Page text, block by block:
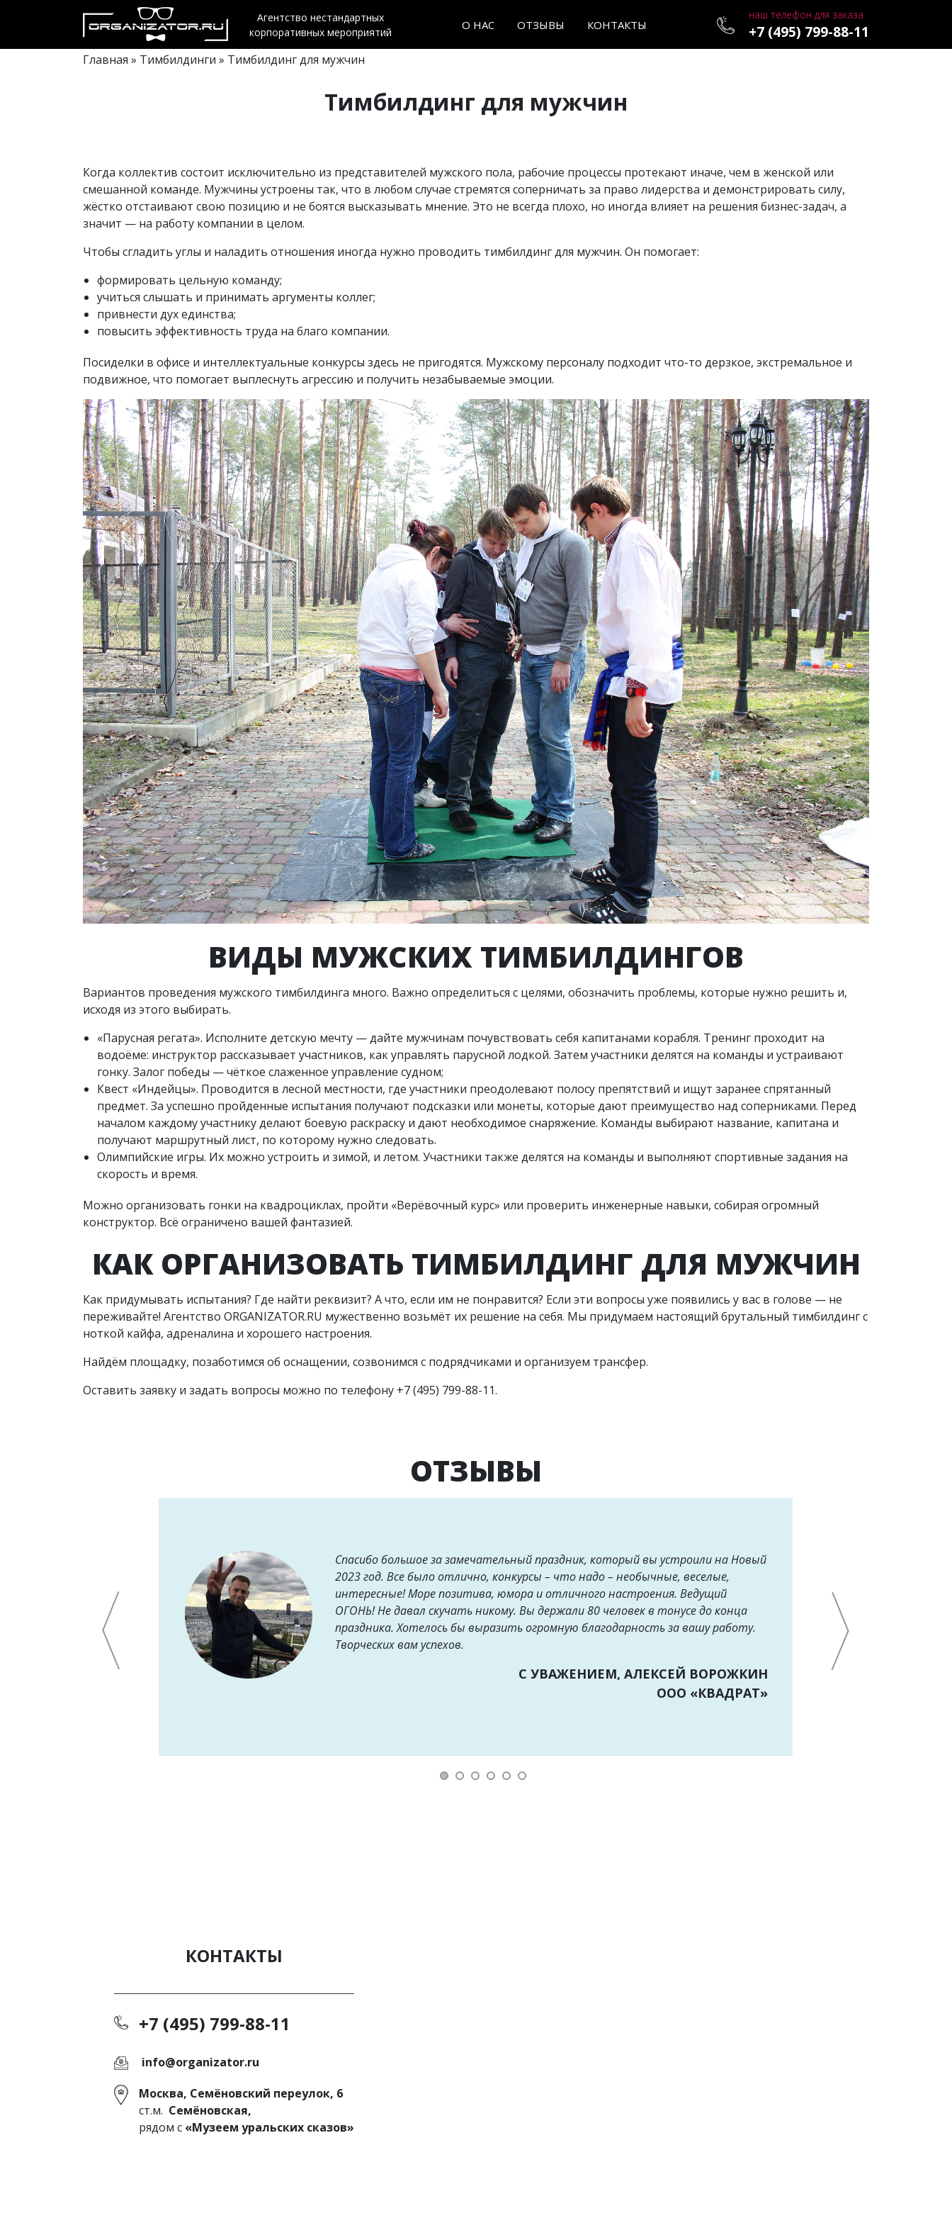
Агентство нестандартных
корпоративных мероприятий
О НАС ОТЗЫВЫ КОНТАКТЫ
наш телефон для заказа
+7 (495) 799-88-11
Главная » Тимбилдинги » Тимбилдинг для мужчин
Тимбилдинг для мужчин
Когда коллектив состоит исключительно из представителей мужского пола, рабочие процессы протекают иначе, чем в женской или
смешанной команде. Мужчины устроены так, что в любом случае стремятся соперничать за право лидерства и демонстрировать силу,
жёстко отстаивают свою позицию и не боятся высказывать мнение. Это не всегда плохо, но иногда влияет на решения бизнес-задач, а
значит — на работу компании в целом.
Чтобы сгладить углы и наладить отношения иногда нужно проводить тимбилдинг для мужчин. Он помогает:
формировать цельную команду;
учиться слышать и принимать аргументы коллег;
привнести дух единства;
повысить эффективность труда на благо компании.
Посиделки в офисе и интеллектуальные конкурсы здесь не пригодятся. Мужскому персоналу подходит что-то дерзкое, экстремальное и
подвижное, что помогает выплеснуть агрессию и получить незабываемые эмоции.
ВИДЫ МУЖСКИХ ТИМБИЛДИНГОВ
Вариантов проведения мужского тимбилдинга много. Важно определиться с целями, обозначить проблемы, которые нужно решить и,
исходя из этого выбирать.
«Парусная регата». Исполните детскую мечту — дайте мужчинам почувствовать себя капитанами корабля. Тренинг проходит на
водоёме: инструктор рассказывает участников, как управлять парусной лодкой. Затем участники делятся на команды и устраивают
гонку. Залог победы — чёткое слаженное управление судном;
Квест «Индейцы». Проводится в лесной местности, где участники преодолевают полосу препятствий и ищут заранее спрятанный
предмет. За успешно пройденные испытания получают подсказки или монеты, которые дают преимущество над соперниками. Перед
началом каждому участнику делают боевую раскраску и дают необходимое снаряжение. Команды выбирают название, капитана и
получают маршрутный лист, по которому нужно следовать.
Олимпийские игры. Их можно устроить и зимой, и летом. Участники также делятся на команды и выполняют спортивные задания на
скорость и время.
Можно организовать гонки на квадроциклах, пройти «Верёвочный курс» или проверить инженерные навыки, собирая огромный
конструктор. Всё ограничено вашей фантазией.
КАК ОРГАНИЗОВАТЬ ТИМБИЛДИНГ ДЛЯ МУЖЧИН
Как придумывать испытания? Где найти реквизит? А что, если им не понравится? Если эти вопросы уже появились у вас в голове — не
переживайте! Агентство ORGANIZATOR.RU мужественно возьмёт их решение на себя. Мы придумаем настоящий брутальный тимбилдинг с
ноткой кайфа, адреналина и хорошего настроения.
Найдём площадку, позаботимся об оснащении, созвонимся с подрядчиками и организуем трансфер.
Оставить заявку и задать вопросы можно по телефону +7 (495) 799-88-11.
ОТЗЫВЫ
– это что-то!
Мы в восторге от
Спасибо еще раз!
ВИТАЛИЙ,
Спасибо большое за замечательный праздник, который вы устроили на Новый
2023 год. Все было отлично, конкурсы – что надо – необычные, веселые,
интересные! Море позитива, юмора и отличного настроения. Ведущий
ОГОНЬ! Не давал скучать никому. Вы держали 80 человек в тонусе до конца
праздника. Хотелось бы выразить огромную благодарность за вашу работу.
Творческих вам успехов.
С УВАЖЕНИЕМ, АЛЕКСЕЙ ВОРОЖКИН
ООО «КВАДРАТ»
КОНТАКТЫ
+7 (495) 799-88-11
info@organizator.ru
Москва, Семёновский переулок, 6
ст.м. Семёновская,
рядом с «Музеем уральских сказов»